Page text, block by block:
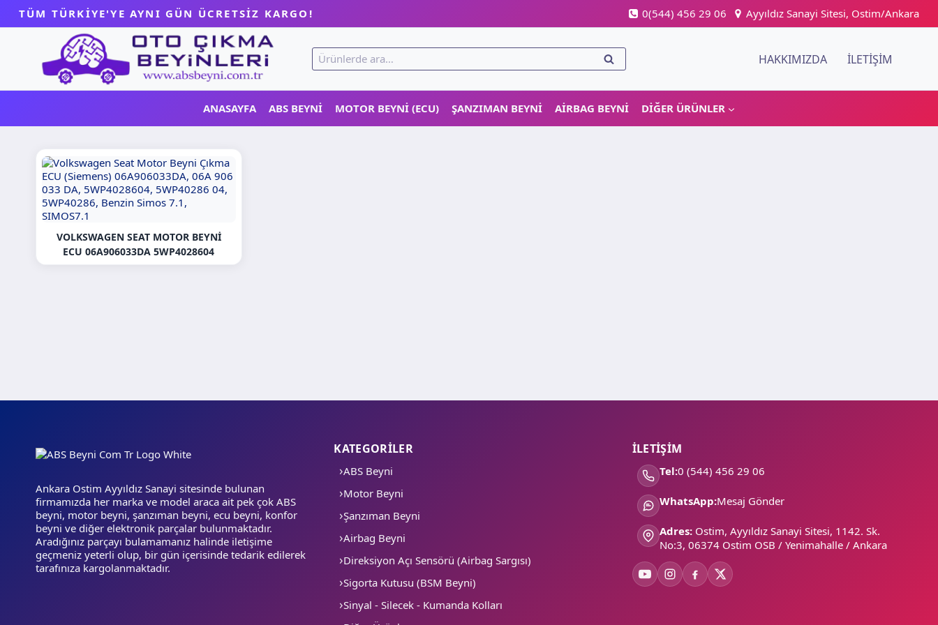
content
TÜM TÜRKİYE'YE AYNI GÜN ÜCRETSİZ KARGO! 0(544) 456 29 06 Ayyıldız Sanayi Sitesi, Ostim/Ankara
Ara:
ARA HAKKIMIZDA İLETIŞIM
ANASAYFA ABS BEYNI MOTOR BEYNI (ECU) ŞANZIMAN BEYNI AIRBAG BEYNI DIĞER ÜRÜNLER
VOLKSWAGEN SEAT MOTOR BEYNI
ECU 06A906033DA 5WP4028604
Ankara Ostim Ayyıldız Sanayi sitesinde bulunan
firmamızda her marka ve model araca ait pek çok ABS
beyni, motor beyni, şanzıman beyni, ecu beyni, konfor
beyni ve diğer elektronik parçalar bulunmaktadır.
Aradığınız parçayı bulamamanız halinde iletişime
geçmeniz yeterli olup, bir gün içerisinde tedarik edilerek
tarafınıza kargolanmaktadır.
KATEGORİLER
ABS Beyni
Motor Beyni
Şanzıman Beyni
Airbag Beyni
Direksiyon Açı Sensörü (Airbag Sargısı)
Sigorta Kutusu (BSM Beyni)
Sinyal - Silecek - Kumanda Kolları
İLETİŞİM
Tel:0 (544) 456 29 06
WhatsApp:Mesaj Gönder
Adres: Ostim, Ayyıldız Sanayi Sitesi, 1142. Sk.
No:3, 06374 Ostim OSB / Yenimahalle / Ankara